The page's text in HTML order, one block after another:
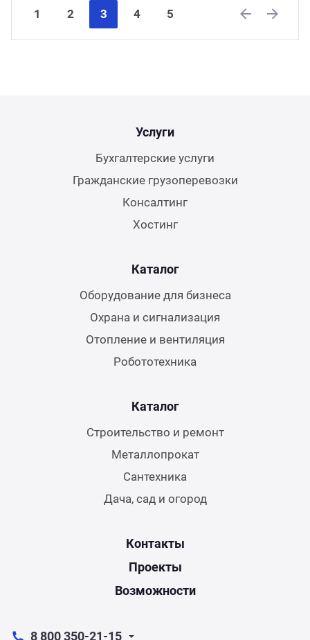
1 2 3 4
5
Услуги
Бухгалтерские услуги
Гражданские грузоперевозки
Консалтинг
Хостинг
Каталог
Оборудование для бизнеса
Охрана и сигнализация
Отопление и вентиляция
Робототехника
Каталог
Строительство и ремонт
Металлопрокат
Сантехника
Дача, сад и огород
Контакты
Проекты
Возможности
8 800 350-21-15